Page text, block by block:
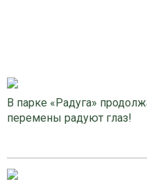
В парке «Радуга»
перемены радуют глаз!